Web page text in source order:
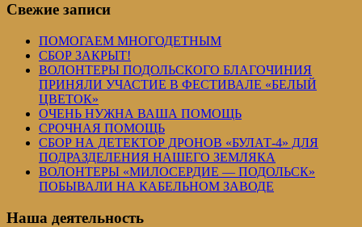
Свежие записи
ПОМОГАЕМ МНОГОДЕТНЫМ
СБОР ЗАКРЫТ!
ВОЛОНТЕРЫ ПОДОЛЬСКОГО БЛАГОЧИНИЯ
ПРИНЯЛИ УЧАСТИЕ В ФЕСТИВАЛЕ «БЕЛЫЙ
ЦВЕТОК»
ОЧЕНЬ НУЖНА ВАША ПОМОЩЬ
СРОЧНАЯ ПОМОЩЬ
СБОР НА ДЕТЕКТОР ДРОНОВ «БУЛАТ-4» ДЛЯ
ПОДРАЗДЕЛЕНИЯ НАШЕГО ЗЕМЛЯКА
ВОЛОНТЕРЫ «МИЛОСЕРДИЕ — ПОДОЛЬСК»
ПОБЫВАЛИ НА КАБЕЛЬНОМ ЗАВОДЕ
Наша деятельность